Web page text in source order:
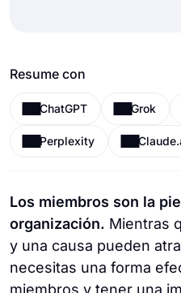
Resume con
ChatGPT Grok
Perplexity
Los miembros son la
organización. Mientras
y una causa pueden
necesitas una forma
miembros y tener una